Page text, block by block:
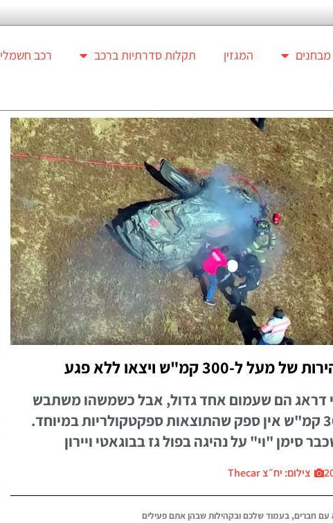
מבחנים המגזין תקלות סדרתיות ברכב רכב חשמלי
300 קמ"ש ויצאו ללא פגע
דראג הם שעמום אחד גדול, אבל כשמשהו משתבש
בפול גז במעל ל-300 קמ"ש אין ספק שהתוצאות ספקטקולריות במיוחד.
צילום: יח״צ Thecar
חברים, בעמוד שלכם ובקהילות שבהן אתם פעילים